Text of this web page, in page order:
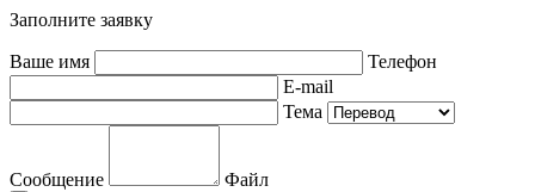
Заполните заявку
Ваше имя
Телефон
E-mail
Тема
Сообщение
Файл